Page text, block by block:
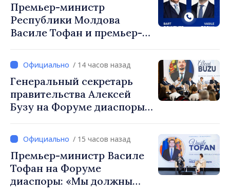
Премьер-министр
Республики Молдова
Василе Тофан и премьер-
Вевер обсудили
европейский путь
Республики Молдова
/ 14 часов назад
Генеральный секретарь
правительства Алексей
Бузу на Форуме диаспоры:
чтобы строить более
сильные сообщества»
/ 15 часов назад
Премьер-министр Василе
Тофан на Форуме
диаспоры: «Мы должны